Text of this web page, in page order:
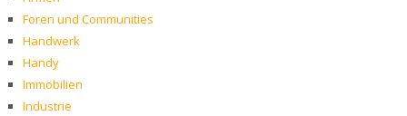
Foren und Communities
Handwerk
Handy
Immobilien
Industrie